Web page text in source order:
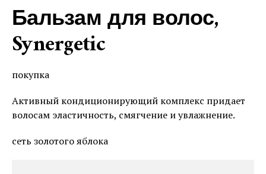
Бальзам для волос,
Synergetic
покупка
Активный кондиционирующий комплекс придает
волосам эластичность, смягчение и увлажнение.
сеть золотого яблока